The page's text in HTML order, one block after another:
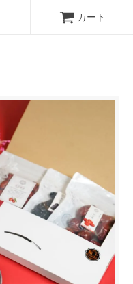
カート